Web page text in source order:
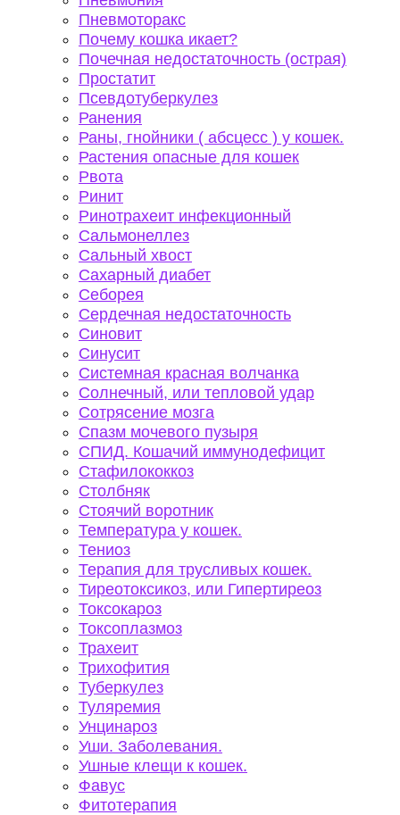
Пневмоторакс
Почему кошка икает?
Почечная недостаточность (острая)
Простатит
Псевдотуберкулез
Ранения
Раны, гнойники ( абсцесс ) у кошек.
Растения опасные для кошек
Рвота
Ринит
Ринотрахеит инфекционный
Сальмонеллез
Сальный хвост
Сахарный диабет
Себорея
Сердечная недостаточность
Синовит
Синусит
Системная красная волчанка
Солнечный, или тепловой удар
Сотрясение мозга
Спазм мочевого пузыря
СПИД. Кошачий иммунодефицит
Стафилококкоз
Столбняк
Стоячий воротник
Температура у кошек.
Тениоз
Терапия для трусливых кошек.
Тиреотоксикоз, или Гипертиреоз
Токсокароз
Токсоплазмоз
Трахеит
Трихофития
Туберкулез
Туляремия
Унцинароз
Уши. Заболевания.
Ушные клещи к кошек.
Фавус
Фитотерапия